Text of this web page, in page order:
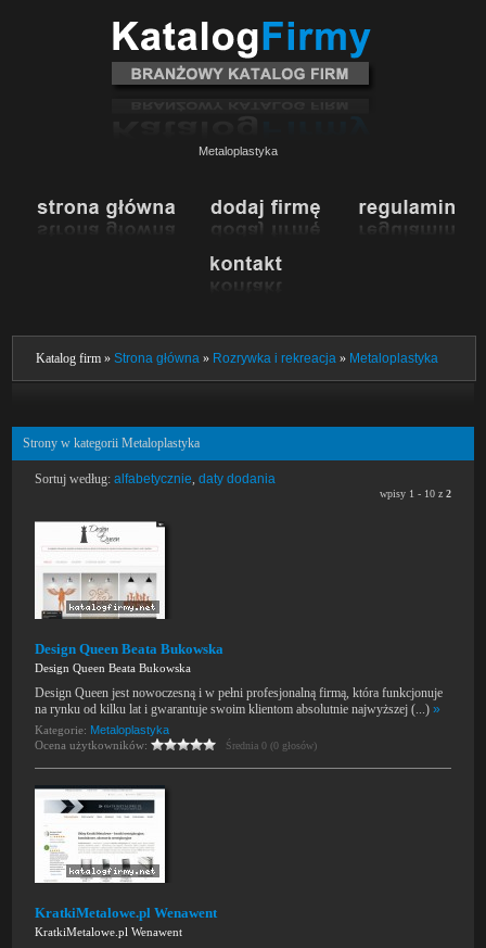
Metaloplastyka
Katalog firm »Strona główna » Rozrywka i rekreacja » Metaloplastyka
Strony w kategorii Metaloplastyka
Sortuj według:alfabetycznie,daty dodania
wpisy 1 - 10 z 2
Design Queen Beata Bukowska
Design Queen Beata Bukowska
Design Queen jest nowoczesną i w pełni profesjonalną firmą, która funkcjonuje
na rynku od kilku lat i gwarantuje swoim klientom absolutnie najwyższej (...)»
Kategorie: Metaloplastyka
Ocena użytkowników:
Średnia 0 (0 głosów)
KratkiMetalowe.pl Wenawent
KratkiMetalowe.pl Wenawent